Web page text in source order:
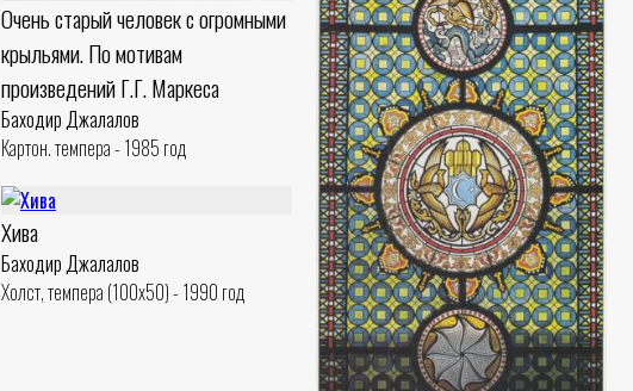
Очень старый человек с огромными
крыльями. По мотивам
произведений Г.Г. Маркеса
Баходир Джалалов
Картон. темпера - 1985 год
Хива
Баходир Джалалов
Холст, темпера (100x50) - 1990 год